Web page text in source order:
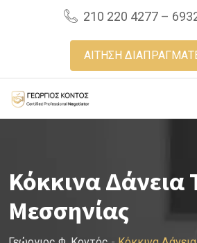
210 220 4277 –
ΑΙΤΗΣΗ
Κόκκινα Δάνεια
Μεσσηνίας